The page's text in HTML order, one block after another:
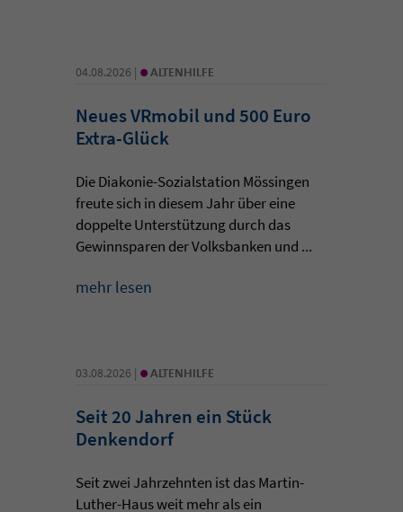
04.08.2026 | •ALTENHILFE
Neues VRmobil und 500 Euro
Extra-Glück
Die Diakonie-Sozialstation Mössingen
freute sich in diesem Jahr über eine
doppelte Unterstützung durch das
Gewinnsparen der Volksbanken und ...
mehr lesen
03.08.2026 | •ALTENHILFE
Seit 20 Jahren ein Stück
Denkendorf
Seit zwei Jahrzehnten ist das Martin-
Luther-Haus weit mehr als ein